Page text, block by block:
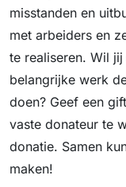
misstanden en
met arbeiders en
te realiseren. Wil
belangrijke werk
doen? Geef een
vaste donateur te
donatie. Samen
maken!